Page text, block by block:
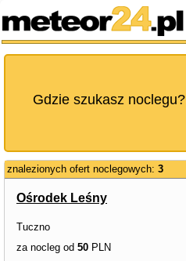
Gdzie szukasz noclegu?
znalezionych ofert noclegowych: 3
Ośrodek Leśny
Tuczno
za nocleg od 50 PLN